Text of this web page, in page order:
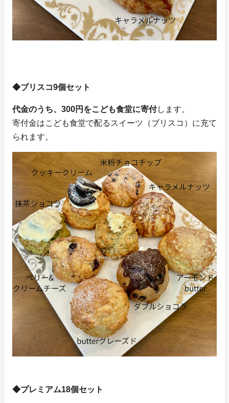
◆ブリスコ9個セット
代金のうち、300円をこども食堂に寄付します。
寄付金はこども食堂で配るスイーツ（ブリスコ）に充て
られます。
◆プレミアム18個セット